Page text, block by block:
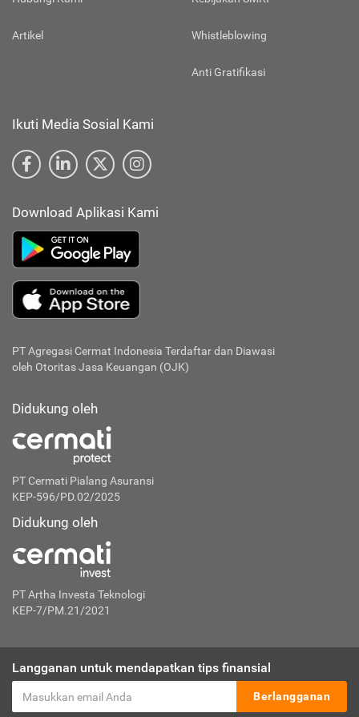
Artikel Whistleblowing
Anti Gratifikasi
Ikuti Media Sosial Kami
Download Aplikasi Kami
PT Agregasi Cermat Indonesia Terdaftar dan Diawasi
oleh Otoritas Jasa Keuangan (OJK)
Didukung oleh
PT Cermati Pialang Asuransi
KEP-596/PD.02/2025
Didukung oleh
PT Artha Investa Teknologi
KEP-7/PM.21/2021
Langganan untuk mendapatkan tips finansial
Berlangganan